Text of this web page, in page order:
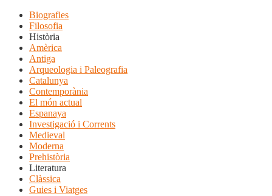
Biografies
Filosofia
Història
Amèrica
Antiga
Arqueologia i Paleografia
Catalunya
Contemporània
El món actual
Espanaya
Investigació i Corrents
Medieval
Moderna
Prehistòria
Literatura
Clàssica
Guies i Viatges